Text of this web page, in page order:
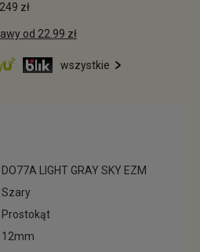
zł
od 22.99 zł
wszystkie
DO77A LIGHT GRAY SKY EZM
Szary
Prostokąt
12mm